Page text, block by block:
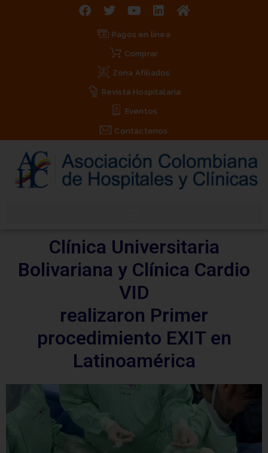
Pagos en línea
Comprar
Zona Afiliados
Revista Hospitalaria
Eventos
Contáctenos
Clínica Universitaria
Bolivariana y Clínica Cardio
VID
realizaron Primer
procedimiento EXIT en
Latinoamérica